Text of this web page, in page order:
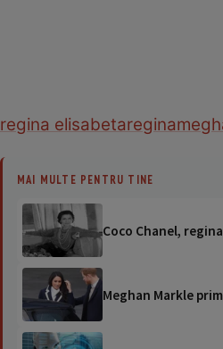
regina elisabetaregina
MAI MULTE PENTRU TINE
Coco Chanel,
Meghan Markle